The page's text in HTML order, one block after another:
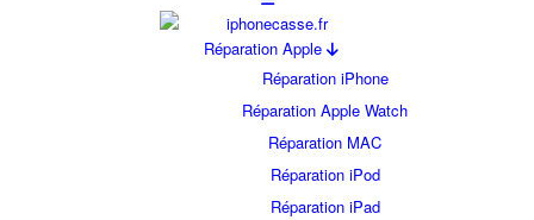
Réparation Apple
Réparation iPhone
Réparation Apple Watch
Réparation MAC
Réparation iPod
Réparation iPad